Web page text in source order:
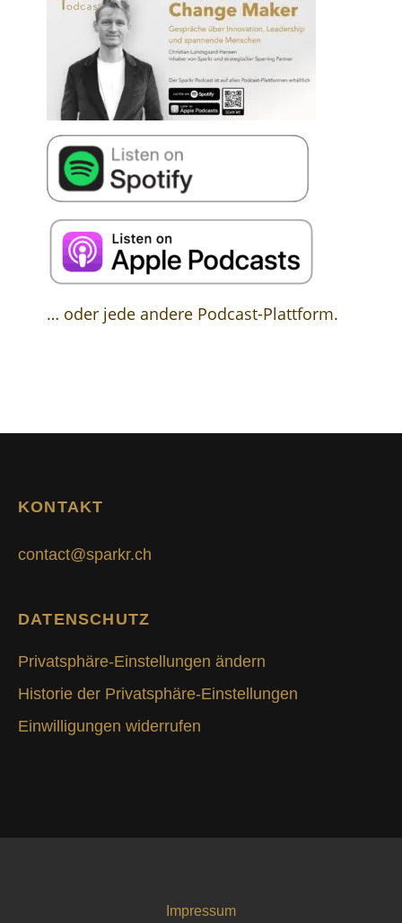
… oder jede andere Podcast-Plattform.
KONTAKT
contact@sparkr.ch
DATENSCHUTZ
Privatsphäre-Einstellungen ändern
Historie der Privatsphäre-Einstellungen
Einwilligungen widerrufen
Impressum